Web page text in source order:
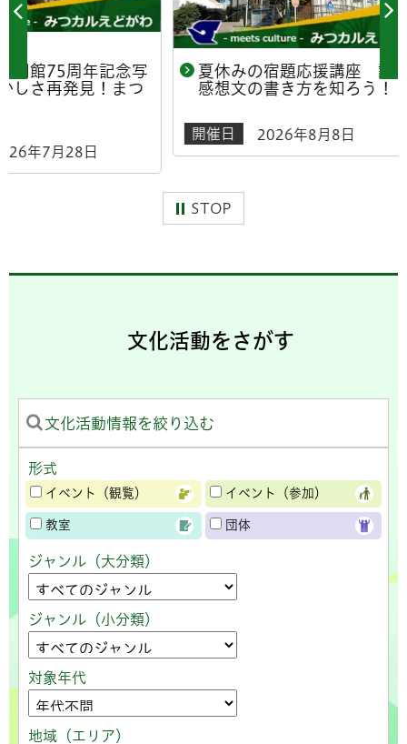
念写
まつ
夏休みの宿題応援講座 読書
感想文の書き方を知ろう！
2026年8月8日
夏
感想
STOP
文化活動をさがす
文化活動情報を絞り込む
形式
イベント（観覧） イベント（参加）
教室 団体
ジャンル（大分類）
ジャンル（小分類）
対象年代
地域（エリア）